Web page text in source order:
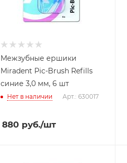
Межзубные ершики
Miradent Pic-Brush Refills
синие 3,0 мм, 6 шт
Нет в наличии Арт.: 630017
880 руб./шт